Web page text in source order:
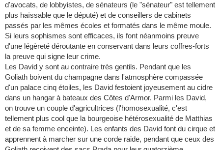
d'avocats, de lobbyistes, de sénateurs (le "sénateur" est tellement
plus haïssable que le député) et de conseillers de cabinets
passés par les mêmes écoles et formatés dans le même moule.
Si leurs sophismes sont efficaces, ils font néanmoins preuve
d'une légèreté déroutante en conservant dans leurs coffres-forts
la preuve qui signe leur crime.
Les David y sont au contraire très gentils. Pendant que les
Goliath boivent du champagne dans l'atmosphère compassée
d'un palace cinq étoiles, les David festoient joyeusement au cidre
dans un hangar à bateaux des Côtes d'Armor. Parmi les David,
on trouve un couple d'agricultrices (l'homosexualité, c'est
tellement plus cool que la bourgeoise hétérosexualité de Matthias
et de sa femme enceinte). Les enfants des David font du cirque et
apprennent à marcher sur une corde raide, pendant que ceux des